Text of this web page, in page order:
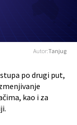
Autor:Tanjug
po drugi put,
kao i za